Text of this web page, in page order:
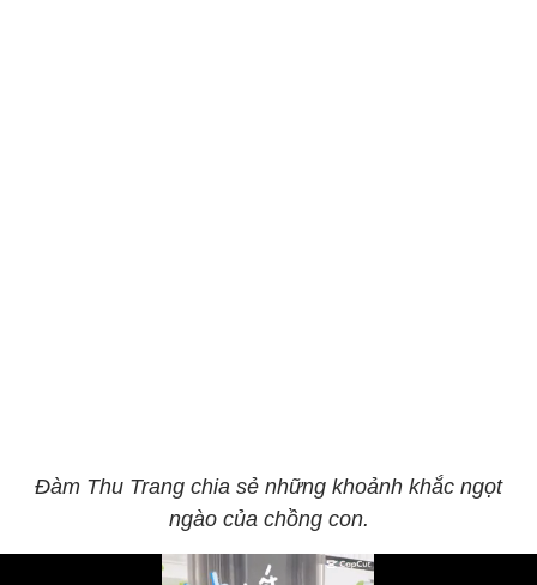
Đàm Thu Trang chia sẻ những khoảnh khắc ngọt
ngào của chồng con.